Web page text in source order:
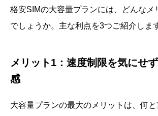
格安SIMの大容量プランには、どんなメ
でしょうか。主な利点を3つご紹介しま
メリット1：速度制限を気にせ
感
大容量プランの最大のメリットは、何